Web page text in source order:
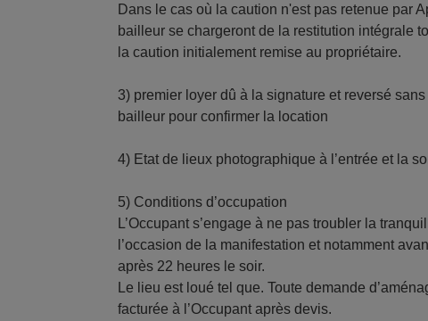
Dans le cas où la caution n'est pas retenue par
bailleur se chargeront de la restitution intégrale
la caution initialement remise au propriétaire.
3) premier loyer dû à la signature et reversé
bailleur pour confirmer la location
4) Etat de lieux photographique à l’entrée et la
5) Conditions d’occupation
L’Occupant s’engage à ne pas troubler la
l’occasion de la manifestation et notamment
après 22 heures le soir.
Le lieu est loué tel que. Toute demande
facturée à l’Occupant après devis.